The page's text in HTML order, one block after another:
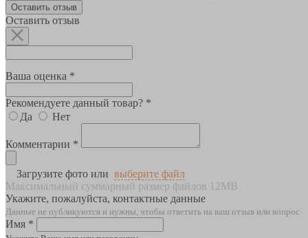
Оставить отзыв
Оставить отзыв
Ваша оценка *
Рекомендуете данный товар? *
Да
Нет
Комментарии *
Загрузите фото или выберите файл
Максимальный суммарный размер файлов 12MB
Укажите, пожалуйста, контактные данные
Данные не публикуются и нужны, чтобы ответить на ваш отзыв или вопрос
Имя *